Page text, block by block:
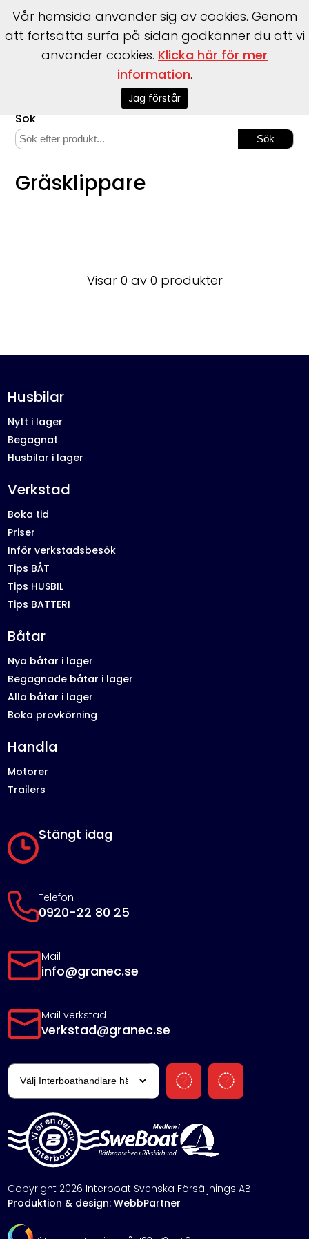
Honda Trädgård>
Sök
Gräsklippare
Visar 0 av 0 produkter
Stängt idag
Telefon
0920-22 80 25
Mail
info@granec.se
Mail verkstad
verkstad@granec.se
Husbilar
Nytt i lager
Begagnat
Husbilar i lager
Verkstad
Boka tid
Priser
Inför verkstadsbesök
Tips BÅT
Tips HUSBIL
Tips BATTERI
Båtar
Nya båtar i lager
Begagnade båtar i lager
Alla båtar i lager
Boka provkörning
Handla
Motorer
Trailers
Copyright 2026 Interboat Svenska Försäljnings AB
Produktion & design: WebbPartner
Vår hemsida använder sig av cookies. Genom
att fortsätta surfa på sidan godkänner du att vi
använder cookies. Klicka här för mer
information.
Jag förstår